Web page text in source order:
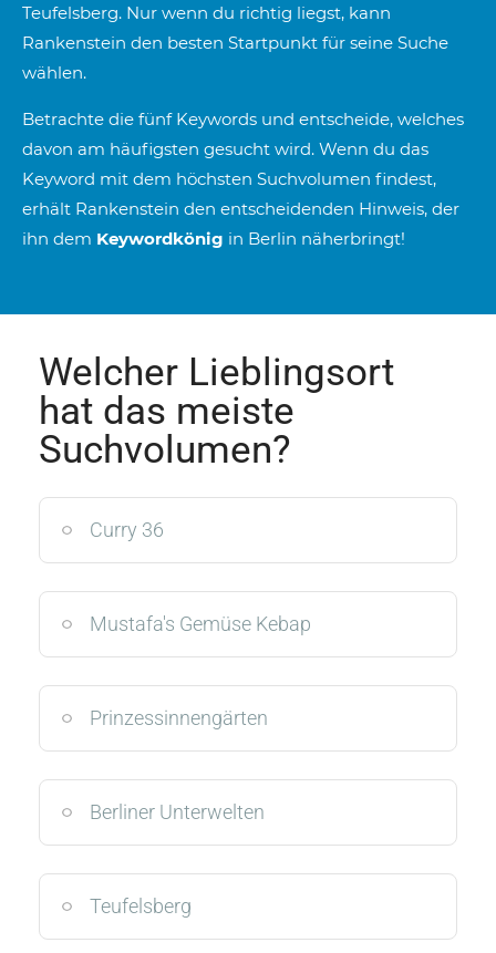
Teufelsberg. Nur wenn du richtig liegst, kann
Rankenstein den besten Startpunkt für seine Suche
wählen.
Betrachte die fünf Keywords und entscheide, welches
davon am häufigsten gesucht wird. Wenn du das
Keyword mit dem höchsten Suchvolumen findest,
erhält Rankenstein den entscheidenden Hinweis, der
ihn dem Keywordkönig in Berlin näherbringt!
Welcher Lieblingsort
hat das meiste
Suchvolumen?
Curry 36
Mustafa's Gemüse Kebap
Prinzessinnengärten
Berliner Unterwelten
Teufelsberg